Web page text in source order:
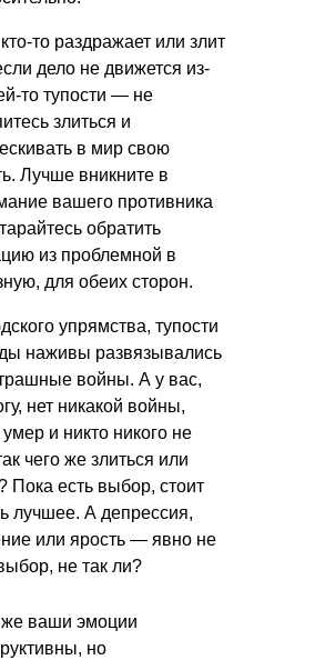
то раздражает или злит
дело не движется из-
то тупости — не
злиться и
в мир свою
Лучше вникните в
вашего противника
обратить
из проблемной в
для обеих сторон.
упрямства, тупости
наживы развязывались
войны. А у вас,
нет никакой войны,
умер и никто никого не
чего же злиться или
Пока есть выбор, стоит
лучшее. А депрессия,
или ярость — явно не
не так ли?
ваши эмоции
но